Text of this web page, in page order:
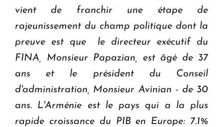
vient de franchir une étape de
rajeunissement du champ politique dont la
preuve est que le directeur exécutif du
FINA, Monsieur Papazian, est âgé de 37
ans et le président du Conseil
d'administration, Monsieur Avinian - de 30
ans. L'Arménie est le pays qui a la plus
rapide croissance du PIB en Europe: 7.1%